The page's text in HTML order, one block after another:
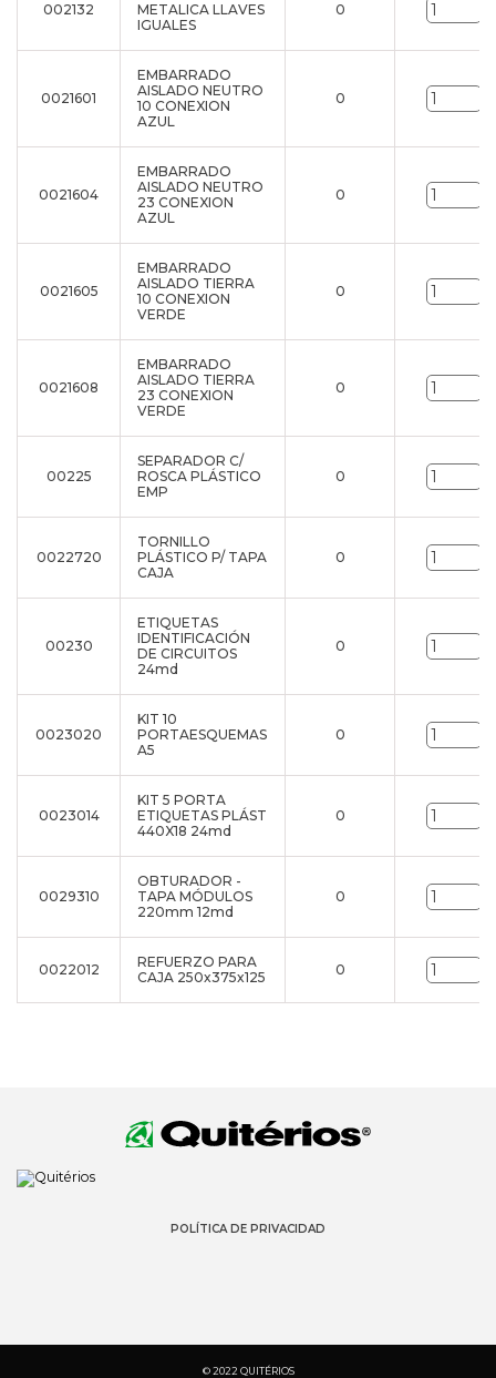
002132
METALICA LLAVES
IGUALES
0
0021601
EMBARRADO
AISLADO NEUTRO
10 CONEXION
AZUL
0
0021604
EMBARRADO
AISLADO NEUTRO
23 CONEXION
AZUL
0
0021605
EMBARRADO
AISLADO TIERRA
10 CONEXION
VERDE
0
0021608
EMBARRADO
AISLADO TIERRA
23 CONEXION
VERDE
0
00225
SEPARADOR C/
ROSCA PLÁSTICO
EMP
0
0022720
TORNILLO
PLÁSTICO P/ TAPA
CAJA
0
00230
ETIQUETAS
IDENTIFICACIÓN
DE CIRCUITOS
24md
0
0023020
KIT 10
PORTAESQUEMAS
A5
0
0023014
KIT 5 PORTA
ETIQUETAS PLÁST
440X18 24md
0
0029310
OBTURADOR -
TAPA MÓDULOS
220mm 12md
0
0022012
REFUERZO PARA
CAJA 250x375x125
0
POLÍTICA DE PRIVACIDAD
© 2022 QUITÉRIOS